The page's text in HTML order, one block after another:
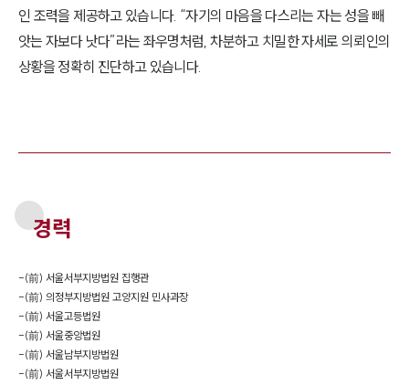
인 조력을 제공하고 있습니다. “자기의 마음을 다스리는 자는 성을 빼
앗는 자보다 낫다”라는 좌우명처럼, 차분하고 치밀한 자세로 의뢰인의
상황을 정확히 진단하고 있습니다.
경력
-(前) 서울서부지방법원 집행관
-(前) 의정부지방법원 고양지원 민사과장
-(前) 서울고등법원
-(前) 서울중앙법원
-(前) 서울남부지방법원
-(前) 서울서부지방법원